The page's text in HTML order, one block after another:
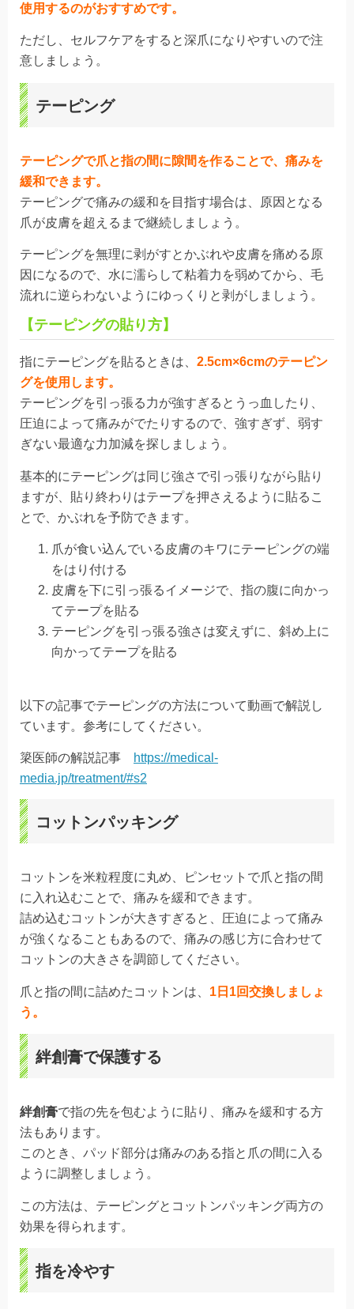
使用するのがおすすめです。
ただし、セルフケアをすると深爪になりやすいので注
意しましょう。
テーピング
テーピングで爪と指の間に隙間を作ることで、痛みを
緩和できます。
テーピングで痛みの緩和を目指す場合は、原因となる
爪が皮膚を超えるまで継続しましょう。
テーピングを無理に剥がすとかぶれや皮膚を痛める原
因になるので、水に濡らして粘着力を弱めてから、毛
流れに逆らわないようにゆっくりと剥がしましょう。
【テーピングの貼り方】
指にテーピングを貼るときは、 2.5cm×6cmのテーピン
グを使用します。
テーピングを引っ張る力が強すぎるとうっ血したり、
圧迫によって痛みがでたりするので、強すぎず、弱す
ぎない最適な力加減を探しましょう。
基本的にテーピングは同じ強さで引っ張りながら貼り
ますが、貼り終わりはテープを押さえるように貼るこ
とで、かぶれを予防できます。
爪が食い込んでいる皮膚のキワにテーピングの端
をはり付ける
皮膚を下に引っ張るイメージで、指の腹に向かっ
てテープを貼る
テーピングを引っ張る強さは変えずに、斜め上に
向かってテープを貼る
以下の記事でテーピングの方法について動画で解説し
ています。参考にしてください。
簗医師の解説記事 https://medical-
media.jp/treatment/#s2
コットンパッキング
コットンを米粒程度に丸め、ピンセットで爪と指の間
に入れ込むことで、痛みを緩和できます。
詰め込むコットンが大きすぎると、圧迫によって痛み
が強くなることもあるので、痛みの感じ方に合わせて
コットンの大きさを調節してください。
爪と指の間に詰めたコットンは、 1日1回交換しましょ
う。
絆創膏で保護する
絆創膏で指の先を包むように貼り、痛みを緩和する方
法もあります。
このとき、パッド部分は痛みのある指と爪の間に入る
ように調整しましょう。
この方法は、テーピングとコットンパッキング両方の
効果を得られます。
指を冷やす